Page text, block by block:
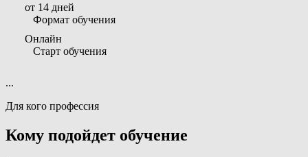
от 14 дней
Формат обучения
Онлайн
Старт обучения
...
Для кого профессия
Кому подойдет обучение